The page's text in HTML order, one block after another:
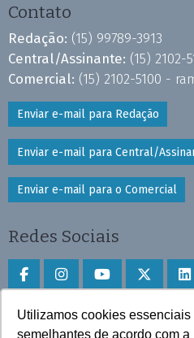
Utilizamos cookies
semelhantes de acordo com
Contato
Redação: (15) 99789-3913
Central/Assinante: (15) 2102-
Comercial: (15) 2102-5100 -
Enviar e-mail para Redação
Enviar e-mail para Central/
Enviar e-mail para o Comercial
Redes Sociais
Faça download do aplicativo